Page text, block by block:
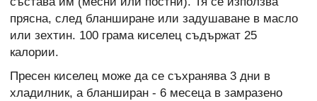
прясна, след бланширане или задушаване в масло
или зехтин. 100 грама киселец съдържат 25
калории.
Пресен киселец може да се съхранява 3 дни в
хладилник, а бланширан - 6 месеца в замразено